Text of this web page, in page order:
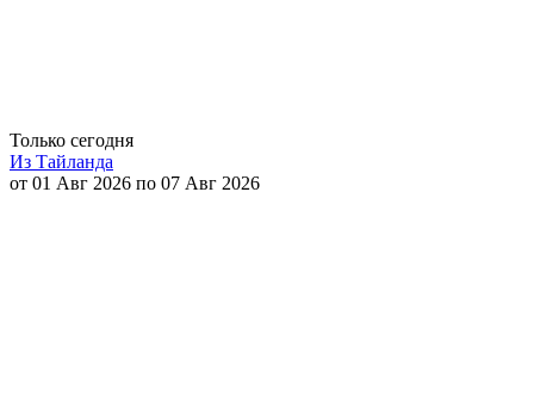
Только сегодня
Из Тайланда
от 01 Авг 2026 по 07 Авг 2026